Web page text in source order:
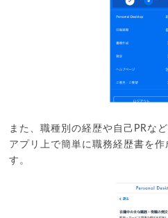
また、職種別の経歴や自己PRな
アプリ上で簡単に職務経歴書を作
す。